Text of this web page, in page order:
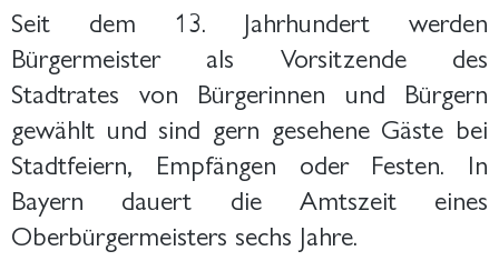
Seit dem 13. Jahrhundert werden
Bürgermeister als Vorsitzende des
Stadtrates von Bürgerinnen und Bürgern
gewählt und sind gern gesehene Gäste bei
Stadtfeiern, Empfängen oder Festen. In
Bayern dauert die Amtszeit eines
Oberbürgermeisters sechs Jahre.